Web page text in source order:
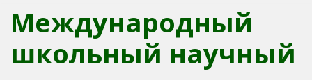
Международный
школьный научный